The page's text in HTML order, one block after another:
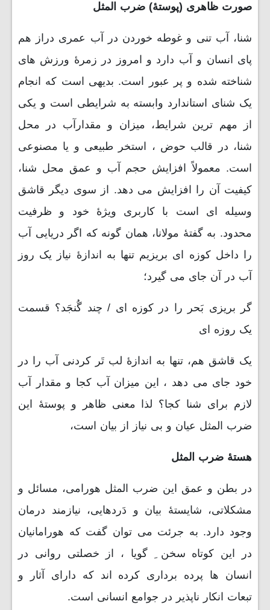
صورت ظاهری (پوستۀ) ضرب المثل
شنا، آب تنی و غوطه خوردن در آب عمری دراز هم
پای انسان و آب دارد و امروز در زمرۀ ورزش های
شناخته شده و پر عبور است. بدیهی است که انجام
یک شنای استاندارد وابسته به شرایطی است و یکی
از مهم ترین شرایط، میزان و مقدارآب در محل
شنا، در قالب حوض ، استخر طبیعی و یا مصنوعی
است. معمولاً افزایش حجم آب و عمق محل شنا،
کیفیت آن را افزایش می دهد. از سوی دیگر قاشق
وسیله ای است با کاربری ویژۀ خود و ظرفیت
محدود. به گفتۀ مولانا، همان گونه که اگر دریایی آب
را داخل کوزه ای بریزیم تنها به اندازۀ نیاز یک روز
آب در آن جای می گیرد؛
گر بریزی بَحر را در کوزه ای / چند گُنجَد؟ قسمت
یک روزه ای
یک قاشق هم، تنها به اندازۀ لب تَر کردنی آب را در
خود جای می دهد ، این میزان آب کجا و مقدار آب
لازم برای شنا کجا؟ لذا معنی ظاهر و پوستۀ این
ضرب المثل عیان و بی نیاز از بیان است،
هستۀ ضرب المثل
در بطن و عمق این ضرب المثل هورامی، مسائل و
مشکلاتی، شایستۀ بیان و دَردهایی، نیازمند درمان
وجود دارد. به جرئت می توان گفت که هورامانیان
در این کوتاه سخن ِ گویا ، از خصلتی روانی در
انسان ها پرده برداری کرده اند که دارای آثار و
تبعات انکار ناپذیر در جوامع انسانی است.